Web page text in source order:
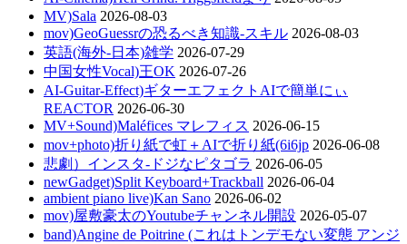
MV)Sala 2026-08-03
mov)GeoGuessrの恐るべき知識-スキル 2026-08-03
英語(海外-日本)雑学 2026-07-29
中国女性Vocal)王OK 2026-07-26
AI-Guitar-Effect)ギターエフェクトAIで簡単にぃ
REACTOR 2026-06-30
MV+Sound)Maléfices マレフィス 2026-06-15
mov+photo)折り紙で虹＋AIで折り紙(6i6jp 2026-06-08
悲劇）インスタ-ドジなピタゴラ 2026-06-05
newGadget)Split Keyboard+Trackball 2026-06-04
ambient piano live)Kan Sano 2026-06-02
mov)屋敷豪太のYoutubeチャンネル開設 2026-05-07
band)Angine de Poitrine (これはトンデモない変態 アンジ